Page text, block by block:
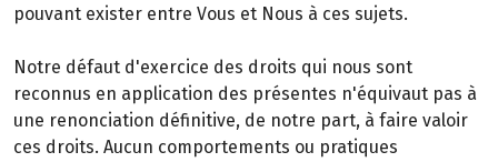
pouvant exister entre Vous et Nous à ces sujets.
Notre défaut d'exercice des droits qui nous sont
reconnus en application des présentes n'équivaut pas à
une renonciation définitive, de notre part, à faire valoir
ces droits. Aucun comportements ou pratiques